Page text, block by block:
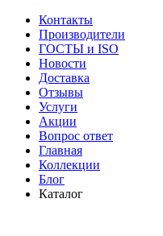
Контакты
Производители
ГОСТЫ и ISO
Новости
Доставка
Отзывы
Услуги
Акции
Вопрос ответ
Главная
Коллекции
Блог
Каталог